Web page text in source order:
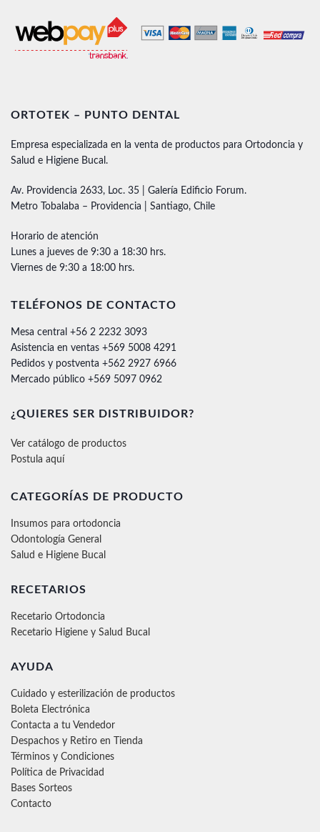
ORTOTEK – PUNTO DENTAL
Empresa especializada en la venta de productos para Ortodoncia y
Salud e Higiene Bucal.
Av. Providencia 2633, Loc. 35 | Galería Edificio Forum.
Metro Tobalaba – Providencia | Santiago, Chile
Horario de atención
Lunes a jueves de 9:30 a 18:30 hrs.
Viernes de 9:30 a 18:00 hrs.
TELÉFONOS DE CONTACTO
Mesa central +56 2 2232 3093
Asistencia en ventas +569 5008 4291
Pedidos y postventa +562 2927 6966
Mercado público +569 5097 0962
¿QUIERES SER DISTRIBUIDOR?
Ver catálogo de productos
Postula aquí
CATEGORÍAS DE PRODUCTO
Insumos para ortodoncia
Odontología General
Salud e Higiene Bucal
RECETARIOS
Recetario Ortodoncia
Recetario Higiene y Salud Bucal
AYUDA
Cuidado y esterilización de productos
Boleta Electrónica
Contacta a tu Vendedor
Despachos y Retiro en Tienda
Términos y Condiciones
Política de Privacidad
Bases Sorteos
Contacto